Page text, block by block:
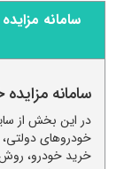
سامانه
سامانه مزایده
در این بخش از
خودروهای دولتی،
خرید خودرو، روش